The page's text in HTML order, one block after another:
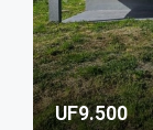
UF9.500